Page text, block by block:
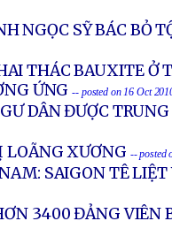
NGỌC SỸ BÁC BỎ
THÁC BAUXITE Ở
ỨNG -- posted on 16 Oct
DÂN ĐƯỢC
LOÃNG XƯƠNG -- posted
SAIGON TÊ
3400 ĐẢNG VIÊN